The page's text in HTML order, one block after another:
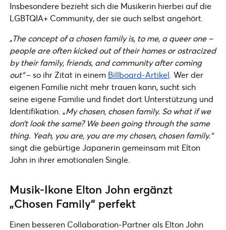
Insbesondere bezieht sich die Musikerin hierbei auf die
LGBTQIA+ Community, der sie auch selbst angehört.
„The concept of a chosen family is, to me, a queer one –
people are often kicked out of their homes or ostracized
by their family, friends, and community after coming
out“– so ihr Zitat in einem Billboard-Artikel. Wer der
eigenen Familie nicht mehr trauen kann, sucht sich
seine eigene Familie und findet dort Unterstützung und
Identifikation. „My chosen, chosen family. So what if we
don’t look the same? We been going through the same
thing. Yeah, you are, you are my chosen, chosen family.“
singt die gebürtige Japanerin gemeinsam mit Elton
John in ihrer emotionalen Single.
Musik-Ikone Elton John ergänzt
„Chosen Family“ perfekt
Einen besseren Collaboration-Partner als Elton John